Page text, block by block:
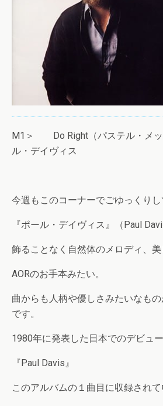
M1＞ Do Right（パステル・
ル・デイヴィス
今週もこのコーナーでごゆっくり
『ポール・デイヴィス』（Paul
飾ることなく自然体のメロディ、美
AORのお手本みたい。
曲からも人柄や優しさみたいなも
です。
1980年に発表した日本でのデビュ
『Paul Davis』
このアルバムの１曲目に収録され